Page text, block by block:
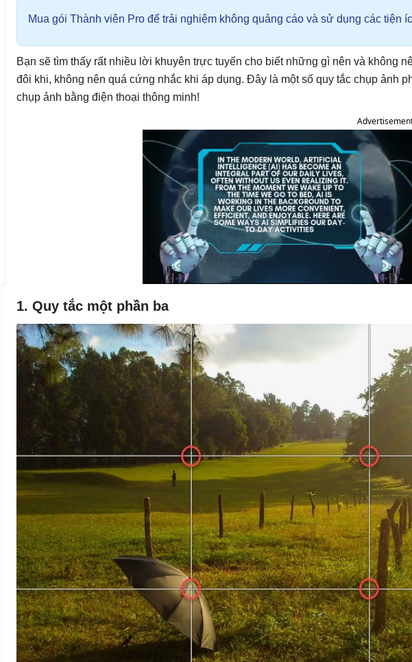
Mua gói Thành viên Pro để trải nghiệm không quảng cáo và sử dụng các tiện
Bạn sẽ tìm thấy rất nhiều lời khuyên trực tuyến cho biết những gì nên và không
đôi khi, không nên quá cứng nhắc khi áp dụng. Đây là một số quy tắc chụp ảnh
chụp ảnh bằng điện thoại thông minh!
1. Quy tắc một phần ba